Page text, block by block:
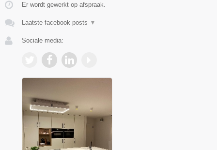
Er wordt gewerkt op afspraak.
Laatste facebook posts ▼
Sociale media: